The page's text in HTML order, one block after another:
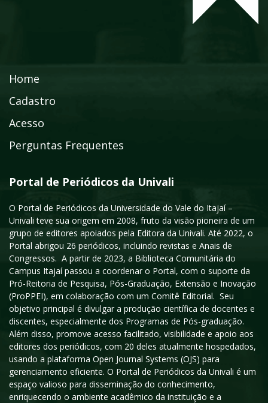
Home
Cadastro
Acesso
Perguntas Frequentes
Portal de Periódicos da Univali
O Portal de Periódicos da Universidade do Vale do Itajaí –
Univali teve sua origem em 2008, fruto da visão pioneira de um
grupo de editores apoiados pela Editora da Univali. Até 2022, o
Portal abrigou 26 periódicos, incluindo revistas e Anais de
Congressos. A partir de 2023, a Biblioteca Comunitária do
Campus Itajaí passou a coordenar o Portal, com o suporte da
Pró-Reitoria de Pesquisa, Pós-Graduação, Extensão e Inovação
(ProPPEI), em colaboração com um Comitê Editorial. Seu
objetivo principal é divulgar a produção científica de docentes e
discentes, especialmente dos Programas de Pós-graduação.
Além disso, promove acesso facilitado, visibilidade e apoio aos
editores dos periódicos, com 20 deles atualmente hospedados,
usando a plataforma Open Journal Systems (OJS) para
gerenciamento eficiente. O Portal de Periódicos da Univali é um
espaço valioso para disseminação do conhecimento,
enriquecendo o ambiente acadêmico da instituição e a